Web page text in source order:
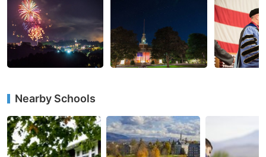
Nearby Schools